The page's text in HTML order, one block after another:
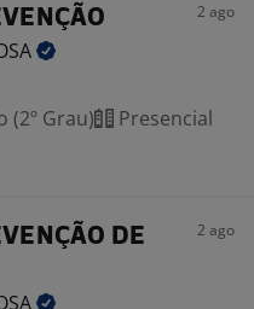
2 ago
(2º Grau)
Presencial
DE
2 ago